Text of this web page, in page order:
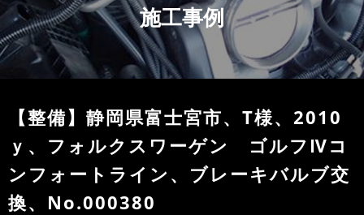
施工事例
【整備】静岡県富士宮市、T様、2010
ｙ、フォルクスワーゲン ゴルフⅣコ
ンフォートライン、ブレーキバルブ交
換、No.000380